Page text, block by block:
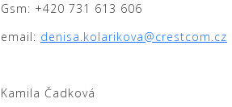
Gsm: +420 731 613 606
email: denisa.kolarikova@crestcom.cz
Kamila Čadková